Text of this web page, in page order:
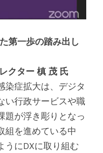
第一歩の踏み出し
ター 槙 茂 氏
症拡大は、デジタ
い行政サービスや職
題が浮き彫りとなっ
組を進めている中
うにDXに取り組む